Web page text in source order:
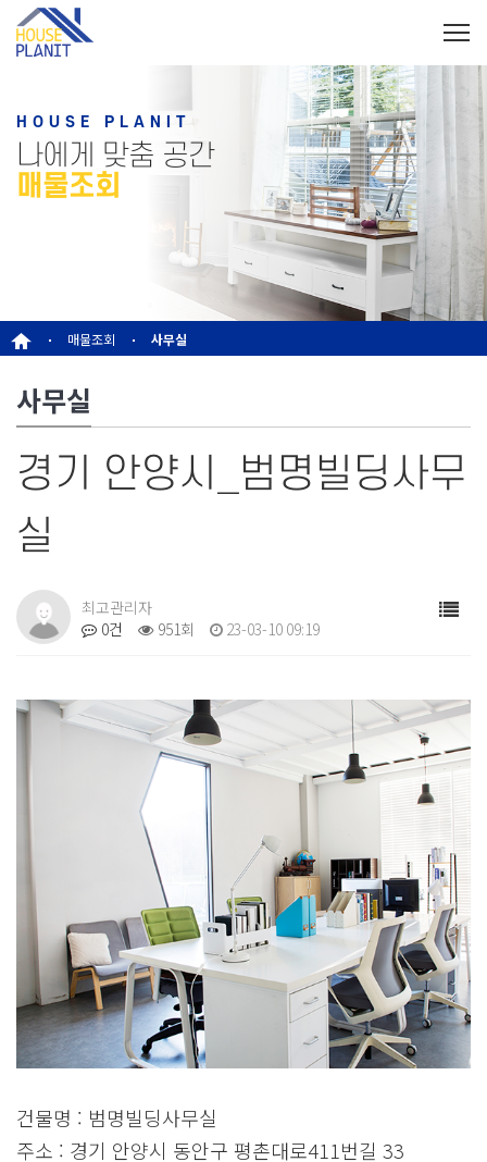
HOUSE PLANIT
나에게 맞춤 공간
매물조회
매물조회 사무실
사무실
경기 안양시_범명빌딩사무
실
최고관리자
0건
951회 23-03-10 09:19
건물명 : 범명빌딩사무실
주소 : 경기 안양시 동안구 평촌대로411번길 33